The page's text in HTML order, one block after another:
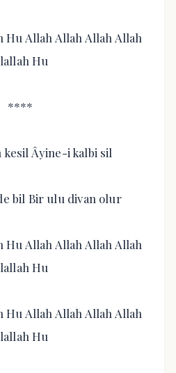
Hu Allah Allah Allah Allah
Hu
****
kesil Âyine-i kalbi sil
bil Bir ulu divan olur
Hu Allah Allah Allah Allah
Hu
Hu Allah Allah Allah Allah
Hu